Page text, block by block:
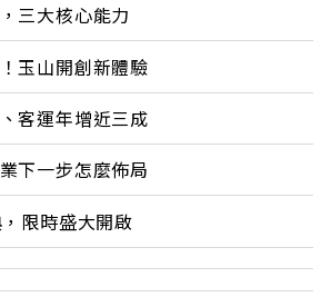
三大核心能力
玉山開創新體驗
客運年增近三成
下一步怎麼佈局
限時盛大開啟